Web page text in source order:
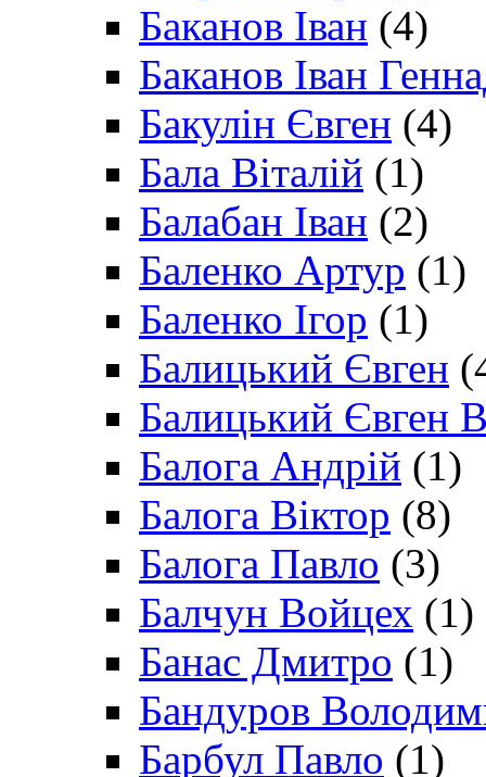
Баканов Іван (4)
Баканов Іван
Бакулін Євген (4)
Бала Віталій (1)
Балабан Іван (2)
Баленко Артур (1)
Баленко Ігор (1)
Балицький Євген
Балицький Євген
Балога Андрій (1)
Балога Віктор (8)
Балога Павло (3)
Балчун Войцех (1)
Банас Дмитро (1)
Бандуров
Барбул Павло (1)